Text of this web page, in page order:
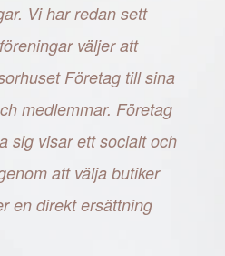
Vi har redan sett
väljer att
Företag till sina
medlemmar. Företag
sig visar ett socialt och
att välja butiker
en direkt ersättning